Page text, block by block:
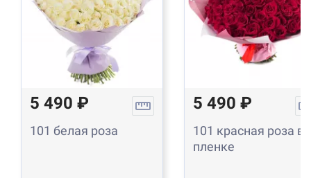
5 490 ₽
101 белая роза
5 490 ₽
101 красная роза в
пленке